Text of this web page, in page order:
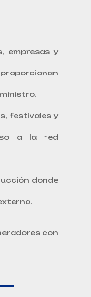
empresas y
festivales y
a la red
donde
con